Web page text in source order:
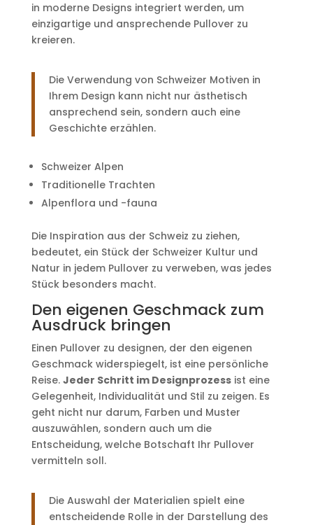
in moderne Designs integriert werden, um
einzigartige und ansprechende Pullover zu
kreieren.
Die Verwendung von Schweizer Motiven in
Ihrem Design kann nicht nur ästhetisch
ansprechend sein, sondern auch eine
Geschichte erzählen.
Schweizer Alpen
Traditionelle Trachten
Alpenflora und -fauna
Die Inspiration aus der Schweiz zu ziehen,
bedeutet, ein Stück der Schweizer Kultur und
Natur in jedem Pullover zu verweben, was jedes
Stück besonders macht.
Den eigenen Geschmack zum
Ausdruck bringen
Einen Pullover zu designen, der den eigenen
Geschmack widerspiegelt, ist eine persönliche
Reise. Jeder Schritt im Designprozessist eine
Gelegenheit, Individualität und Stil zu zeigen. Es
geht nicht nur darum, Farben und Muster
auszuwählen, sondern auch um die
Entscheidung, welche Botschaft Ihr Pullover
vermitteln soll.
Die Auswahl der Materialien spielt eine
entscheidende Rolle in der Darstellung des